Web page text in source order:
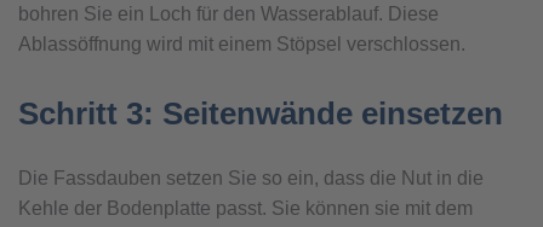
bohren Sie ein Loch für den Wasserablauf. Diese
Ablassöffnung wird mit einem Stöpsel verschlossen.
Schritt 3: Seitenwände einsetzen
Die Fassdauben setzen Sie so ein, dass die Nut in die
Kehle der Bodenplatte passt. Sie können sie mit dem